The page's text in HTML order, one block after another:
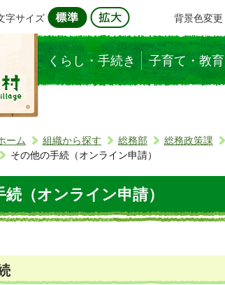
字サイズ 背景色変更
くらし・手続き 子育て・教育
ーム 組織から探す 総務部 総務政策課
その他の手続（オンライン申請）
（オンライン申請）